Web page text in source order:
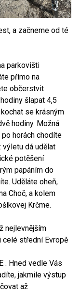
a začneme od té
parkovišti
přímo na
občerstvit
šlapat 4,5
se krásným
hodiny. Možná
horách chodíte
výletu dá udělat
potěšení
papáním do
Uděláte oheň,
Choč, a kolem
Krčme.
nejlevnějším
celé střední Evropě
. Hned vedle Vás
jakmile výstup
až